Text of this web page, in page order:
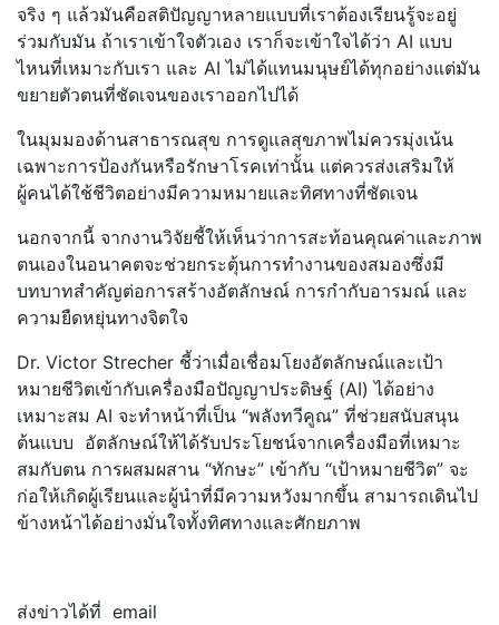
จริง ๆ แล้วมันคือสติปัญญาหลายแบบที่เราต้องเรียนรู้จะอยู่
ร่วมกับมัน ถ้าเราเข้าใจตัวเอง เราก็จะเข้าใจได้ว่า AI แบบ
ไหนที่เหมาะกับเรา และ AI ไม่ได้แทนมนุษย์ได้ทุกอย่างแต่มัน
ขยายตัวตนที่ชัดเจนของเราออกไปได้
ในมุมมองด้านสาธารณสุข การดูแลสุขภาพไม่ควรมุ่งเน้น
เฉพาะการป้องกันหรือรักษาโรคเท่านั้น แต่ควรส่งเสริมให้
ผู้คนได้ใช้ชีวิตอย่างมีความหมายและทิศทางที่ชัดเจน
นอกจากนี้ จากงานวิจัยชี้ให้เห็นว่าการสะท้อนคุณค่าและภาพ
ตนเองในอนาคตจะช่วยกระตุ้นการทำงานของสมองซึ่งมี
บทบาทสำคัญต่อการสร้างอัตลักษณ์ การกำกับอารมณ์ และ
ความยืดหยุ่นทางจิตใจ
Dr. Victor Strecher ชี้ว่าเมื่อเชื่อมโยงอัตลักษณ์และเป้า
หมายชีวิตเข้ากับเครื่องมือปัญญาประดิษฐ์ (AI) ได้อย่าง
เหมาะสม AI จะทำหน้าที่เป็น “พลังทวีคูณ” ที่ช่วยสนับสนุน
ต้นแบบ อัตลักษณ์ให้ได้รับประโยชน์จากเครื่องมือที่เหมาะ
สมกับตน การผสมผสาน “ทักษะ” เข้ากับ “เป้าหมายชีวิต” จะ
ก่อให้เกิดผู้เรียนและผู้นำที่มีความหวังมากขึ้น สามารถเดินไป
ข้างหน้าได้อย่างมั่นใจทั้งทิศทางและศักยภาพ
ส่งข่าวได้ที่ email